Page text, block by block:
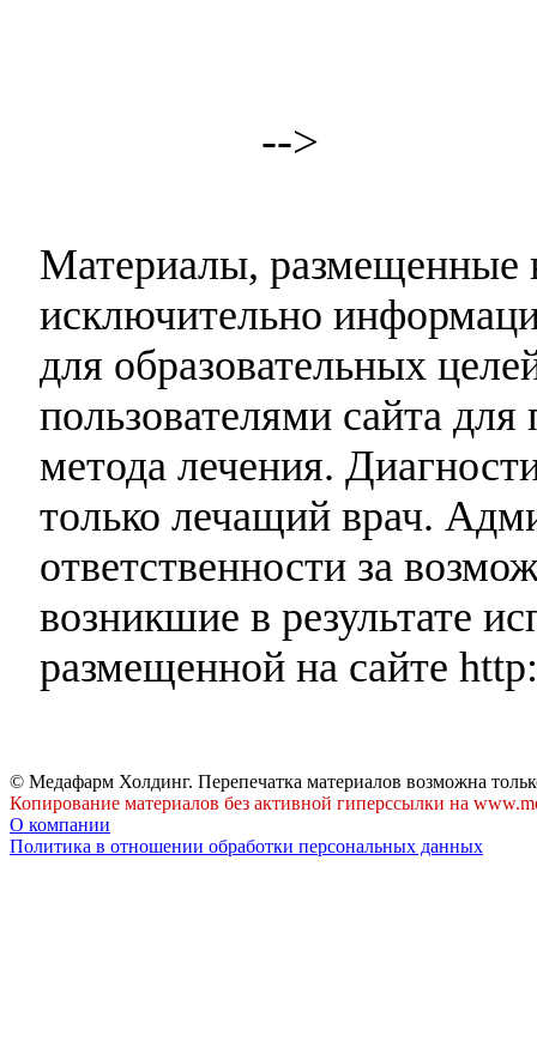
-->
Материалы, размещенные
исключительно
для образовательных
пользователями сайта
метода лечения.
только лечащий врач.
ответственности за
возникшие в результате
размещенной на сайте
© Медафарм Холдинг. Перепечатка материалов возможна
Копирование материалов без активной гиперссылки на
О компании
Политика в отношении обработки персональных данных